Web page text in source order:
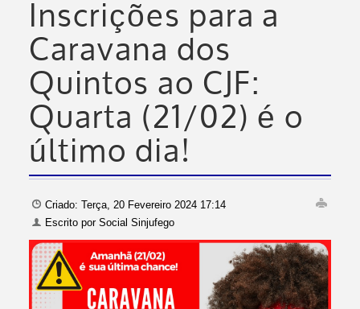
Inscrições para a
Caravana dos
Quintos ao CJF:
Quarta (21/02) é o
último dia!
Criado: Terça, 20 Fevereiro 2024 17:14
Escrito porSocial Sinjufego